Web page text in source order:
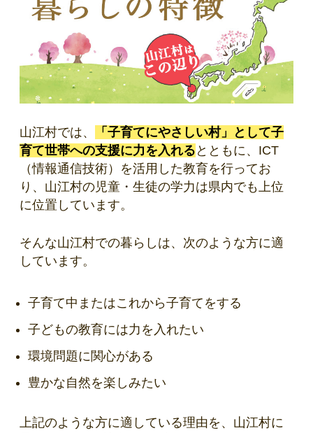
山江村では、
「子育てにやさしい村」として子
育て世帯への支援に力を入れる とともに、ICT
（情報通信技術）を活用した教育を行ってお
り、山江村の児童・生徒の学力は県内でも上位
に位置しています。
そんな山江村での暮らしは、次のような方に適
しています。
子育て中またはこれから子育てをする
子どもの教育には力を入れたい
環境問題に関心がある
豊かな自然を楽しみたい
上記のような方に適している理由を、山江村に